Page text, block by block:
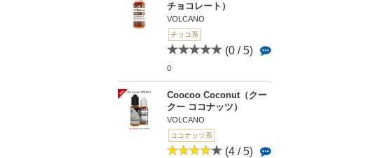
チョコレート）
VOLCANO
チョコ系
(0 / 5)
0
Coocoo Coconut（クー
クー ココナッツ）
VOLCANO
ココナッツ系
(4 / 5)